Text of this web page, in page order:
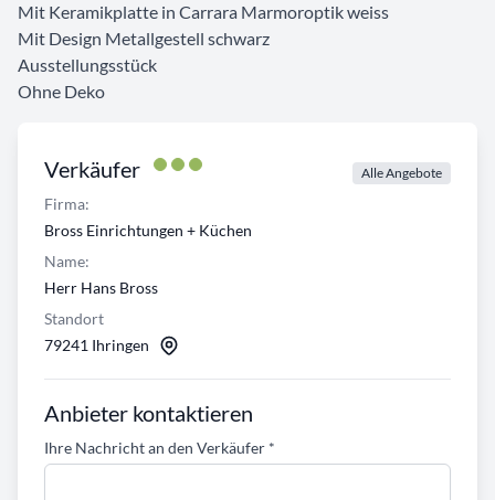
Verkäufer Alle Angebote
Firma:
Bross Einrichtungen + Küchen
Name:
Herr Hans Bross
Standort
79241 Ihringen
Anbieter kontaktieren
Ihre Nachricht an den Verkäufer *
Mit Keramikplatte in Carrara Marmoroptik weiss
Mit Design Metallgestell schwarz
Ausstellungsstück
Ohne Deko